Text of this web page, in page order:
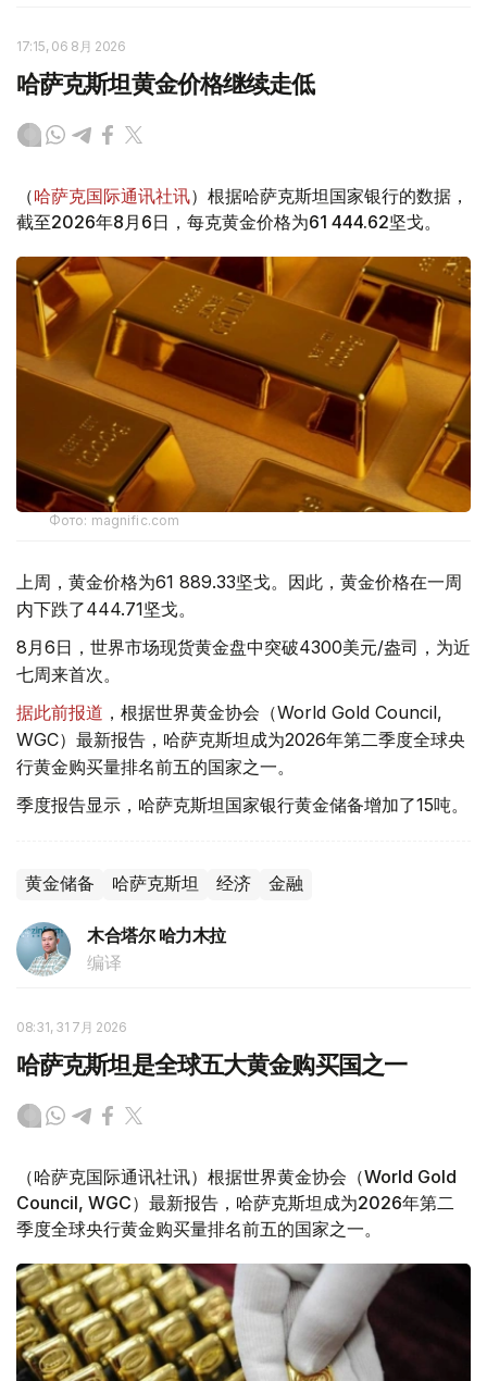
17:15, 06 8月 2026
哈萨克斯坦黄金价格继续走低
（哈萨克国际通讯社讯）根据哈萨克斯坦国家银行的数据，
截至2026年8月6日，每克黄金价格为61 444.62坚戈。
Фото: magnific.com
上周，黄金价格为61 889.33坚戈。因此，黄金价格在一周
内下跌了444.71坚戈。
8月6日，世界市场现货黄金盘中突破4300美元/盎司，为近
七周来首次。
据此前报道 ，根据世界黄金协会（World Gold Council,
WGC）最新报告，哈萨克斯坦成为2026年第二季度全球央
行黄金购买量排名前五的国家之一。
季度报告显示，哈萨克斯坦国家银行黄金储备增加了15吨。
黄金储备 哈萨克斯坦 经济 金融
木合塔尔 哈力木拉
编译
08:31, 31 7月 2026
哈萨克斯坦是全球五大黄金购买国之一
（哈萨克国际通讯社讯）根据世界黄金协会（World Gold
Council, WGC）最新报告，哈萨克斯坦成为2026年第二
季度全球央行黄金购买量排名前五的国家之一。